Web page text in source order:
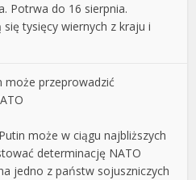
Potrwa do 16 sierpnia.
tysięcy wiernych z kraju i
może przeprowadzić
może w ciągu najbliższych
determinację NATO
jedno z państw sojuszniczych